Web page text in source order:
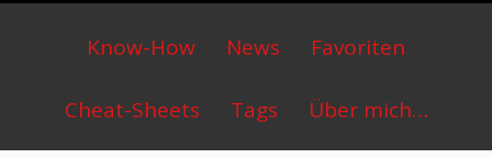
Primary
Menu
Know-How News Favoriten
Cheat-Sheets Tags Über mich…